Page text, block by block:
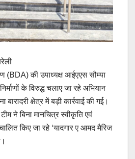
(BDA) की उपाध्यक्ष आईएएस सौम्या
के विरुद्ध चलाए जा रहे अभियान
क्षेत्र में बड़ी कार्रवाई की गई।
ने बिना मानचित्र स्वीकृति एवं
किए जा रहे ‘यादगार ए आमद मैरिज